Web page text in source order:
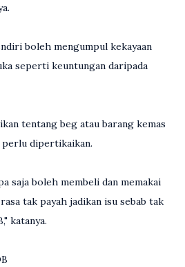
boleh mengumpul kekayaan
seperti keuntungan daripada
tentang beg atau barang kemas
perlu dipertikaikan.
saja boleh membeli dan memakai
tak payah jadikan isu sebab tak
katanya.